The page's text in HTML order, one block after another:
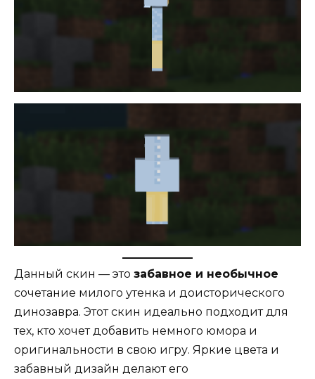
Данный скин — это забавное и необычное
сочетание милого утенка и доисторического
динозавра. Этот скин идеально подходит для
тех, кто хочет добавить немного юмора и
оригинальности в свою игру. Яркие цвета и
забавный дизайн делают его